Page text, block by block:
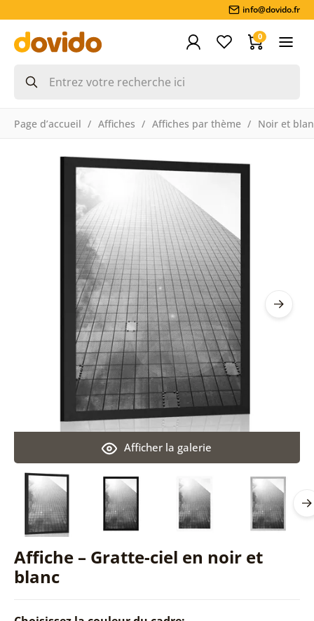
info@dovido.fr
0
Page d’accueil Affiches Affiches par thème Noir et
Affiche – Gratte-ciel en noir et
blanc
Afficher la galerie